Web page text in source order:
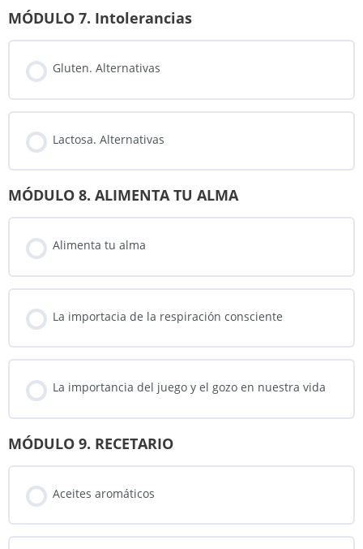
MÓDULO 7. Intolerancias
Gluten. Alternativas
Lactosa. Alternativas
MÓDULO 8. ALIMENTA TU ALMA
Alimenta tu alma
La importacia de la respiración consciente
La importancia del juego y el gozo en nuestra vida
MÓDULO 9. RECETARIO
Aceites aromáticos